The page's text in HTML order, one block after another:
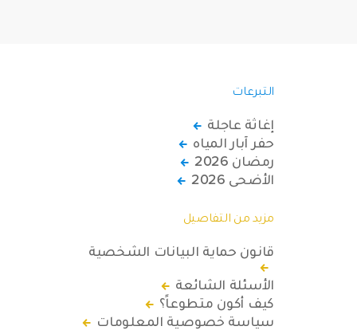
التبرعات
إغاثة عاجلة
حفر آبار المياه
رمضان 2026
الأضحى 2026
مزيد من التفاصيل
قانون حماية البيانات الشخصية
الأسئلة الشائعة
كيف أكون متطوعاً؟
سياسة خصوصية المعلومات